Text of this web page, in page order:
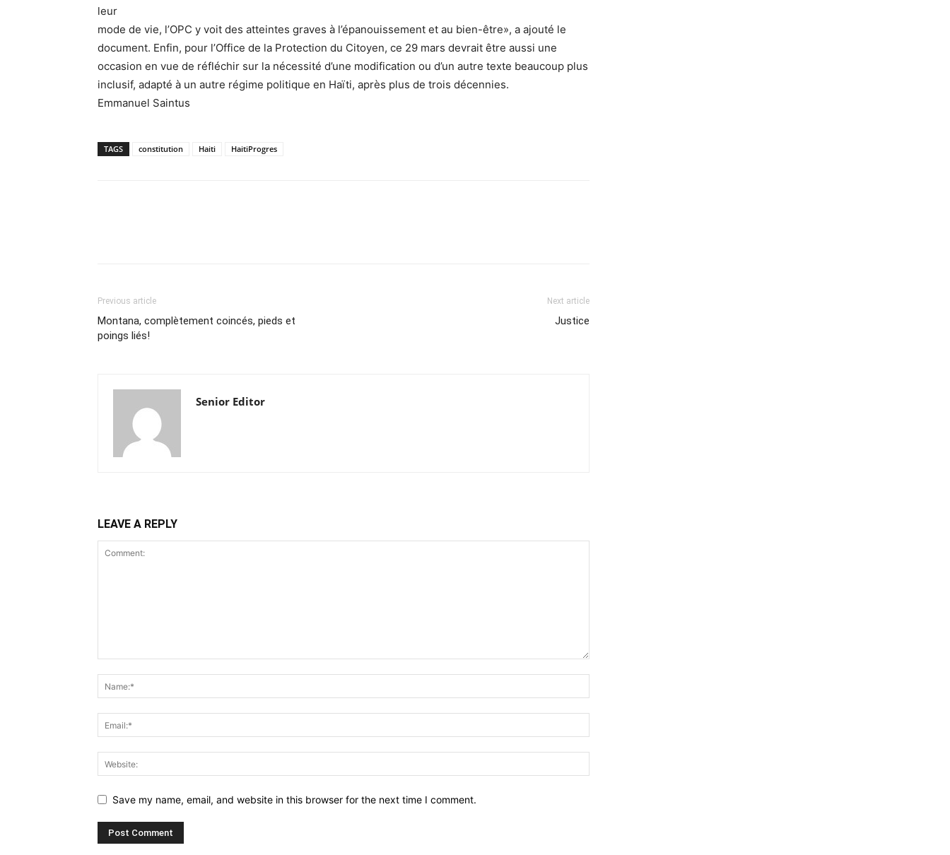
leur
mode de vie, l’OPC y voit des atteintes graves à l’épanouissement et au bien-être», a ajouté le
document. Enfin, pour l’Office de la Protection du Citoyen, ce 29 mars devrait être aussi une
occasion en vue de réfléchir sur la nécessité d’une modification ou d’un autre texte beaucoup plus
inclusif, adapté à un autre régime politique en Haïti, après plus de trois décennies.
Emmanuel Saintus
TAGS constitution Haiti HaitiProgres
Previous article
Montana, complètement coincés, pieds et
poings liés!
Next article
Justice
Senior Editor
LEAVE A REPLY
Save my name, email, and website in this browser for the next time I comment.